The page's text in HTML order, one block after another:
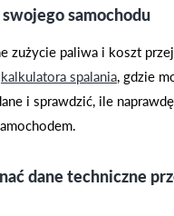
samochodu
zużycie paliwa i koszt
kalkulatora spalania, gdzie
i sprawdzić, ile
dane techniczne